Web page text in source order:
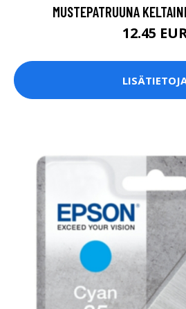
MUSTEPATRUUNA
12.45